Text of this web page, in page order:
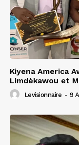
Kiyena America
Limdèkawou et
Levisionnaire - 9